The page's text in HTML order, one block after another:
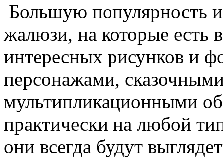
Большую популярность
жалюзи, на которые есть
интересных рисунков и
персонажами,
мультипликационными
практически на любой
они всегда будут